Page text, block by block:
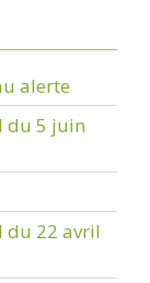
alerte
du 5 juin
du 22 avril